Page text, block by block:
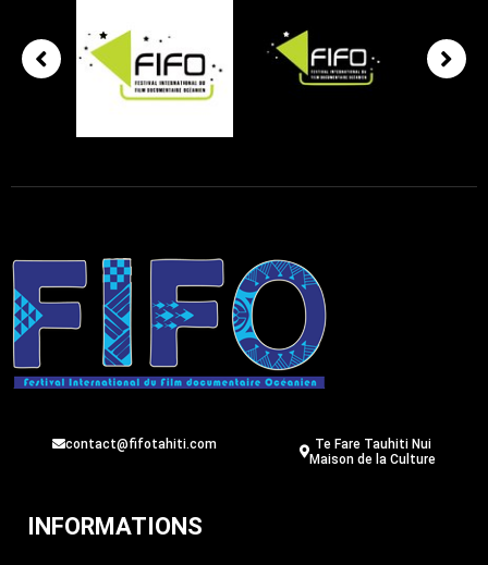
contact@fifotahiti.com
Te Fare Tauhiti Nui
Maison de la Culture
INFORMATIONS